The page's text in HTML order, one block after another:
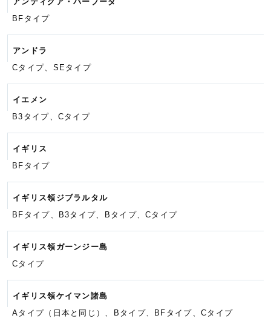
BFタイプ
アンドラ
Cタイプ、SEタイプ
イエメン
B3タイプ、Cタイプ
イギリス
BFタイプ
イギリス領ジブラルタル
BFタイプ、B3タイプ、Bタイプ、Cタイプ
イギリス領ガーンジー島
Cタイプ
イギリス領ケイマン諸島
Aタイプ（日本と同じ）、Bタイプ、
BFタイプ、 Cタイプ